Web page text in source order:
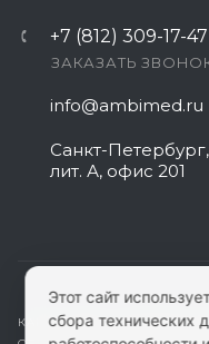
+7 (812) 309-17-47
ЗАКАЗАТЬ
info@ambimed.ru
Санкт-
лит. А, офис 201
КАРТА САЙТА|ПОЛИТИКА
Этот сайт
сбора технических